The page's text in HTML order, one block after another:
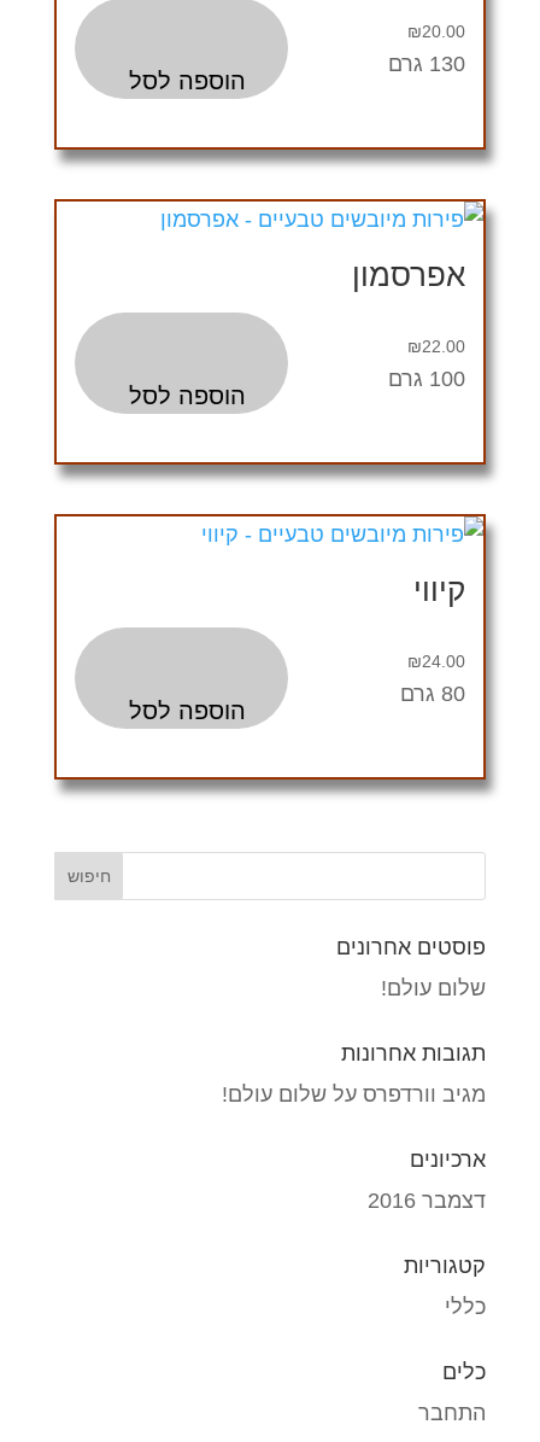
₪20.00
הוספה לסל
130 גרם
אפרסמון
₪22.00
הוספה לסל
100 גרם
קיווי
₪24.00
הוספה לסל
80 גרם
פוסטים אחרונים
שלום עולם!
תגובות אחרונות
מגיב וורדפרסעל שלום עולם!
ארכיונים
דצמבר 2016
קטגוריות
כללי
כלים
התחבר